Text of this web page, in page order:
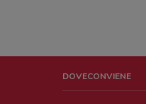
DOVECONVIENE